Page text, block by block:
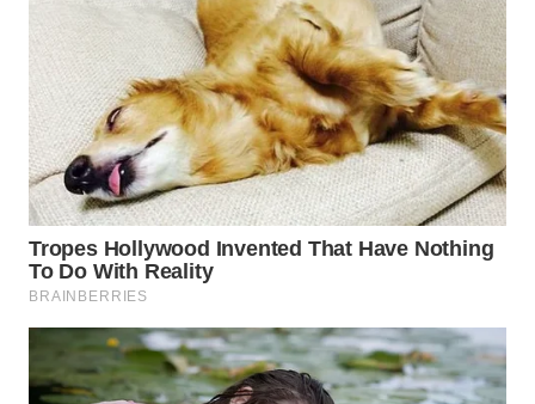
WN
PADANG
LAWAS
WN
SUMEDANG
WN
CIANJUR
WN
KEPULAUAN
SERIBU